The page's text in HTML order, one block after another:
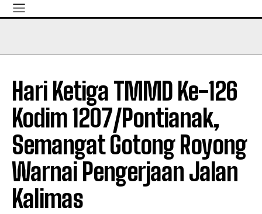
Hari Ketiga TMMD Ke-126
Kodim 1207/Pontianak,
Semangat Gotong Royong
Warnai Pengerjaan Jalan
Kalimas